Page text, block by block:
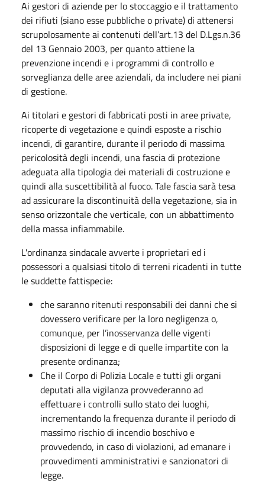
Ai gestori di aziende per lo stoccaggio e il trattamento
dei rifiuti (siano esse pubbliche o private) di attenersi
scrupolosamente ai contenuti dell’art.13 del D.Lgs.n.36
del 13 Gennaio 2003, per quanto attiene la
prevenzione incendi e i programmi di controllo e
sorveglianza delle aree aziendali, da includere nei piani
di gestione.
Ai titolari e gestori di fabbricati posti in aree private,
ricoperte di vegetazione e quindi esposte a rischio
incendi, di garantire, durante il periodo di massima
pericolosità degli incendi, una fascia di protezione
adeguata alla tipologia dei materiali di costruzione e
quindi alla suscettibilità al fuoco. Tale fascia sarà tesa
ad assicurare la discontinuità della vegetazione, sia in
senso orizzontale che verticale, con un abbattimento
della massa infiammabile.
L'ordinanza sindacale avverte i proprietari ed i
possessori a qualsiasi titolo di terreni ricadenti in tutte
le suddette fattispecie:
che saranno ritenuti responsabili dei danni che si
dovessero verificare per la loro negligenza o,
comunque, per l’inosservanza delle vigenti
disposizioni di legge e di quelle impartite con la
presente ordinanza;
Che il Corpo di Polizia Locale e tutti gli organi
deputati alla vigilanza provvederanno ad
effettuare i controlli sullo stato dei luoghi,
incrementando la frequenza durante il periodo di
massimo rischio di incendio boschivo e
provvedendo, in caso di violazioni, ad emanare i
provvedimenti amministrativi e sanzionatori di
legge.